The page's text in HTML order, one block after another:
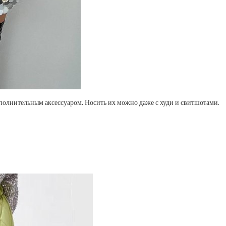
аксессуаром. Носить их можно даже с худи и свитшотами.